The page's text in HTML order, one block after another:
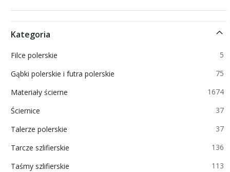
stronę
Kategoria
Filce polerskie 5
Gąbki polerskie i futra polerskie
75
Materiały ścierne
1674
Ściernice
37
Talerze polerskie
37
Tarcze szlifierskie
136
Taśmy szlifierskie
113